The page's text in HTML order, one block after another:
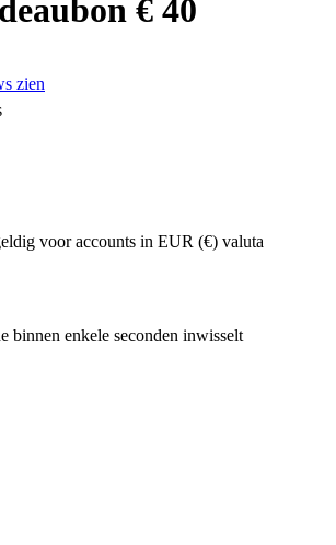
€ 40
zien
voor accounts in EUR (€) valuta
binnen enkele seconden inwisselt